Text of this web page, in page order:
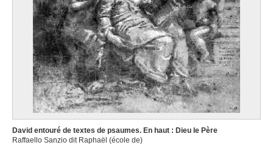
David entouré de textes de psaumes. En haut : Dieu le Père
Raffaello Sanzio dit Raphaël (école de)